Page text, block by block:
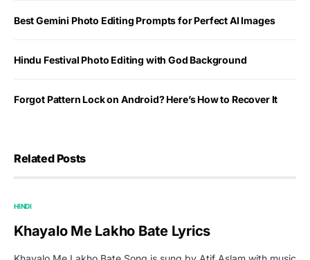
Best Gemini Photo Editing Prompts for Perfect AI Images
Hindu Festival Photo Editing with God Background
Forgot Pattern Lock on Android? Here’s How to Recover It
Related Posts
HINDI
Khayalo Me Lakho Bate Lyrics